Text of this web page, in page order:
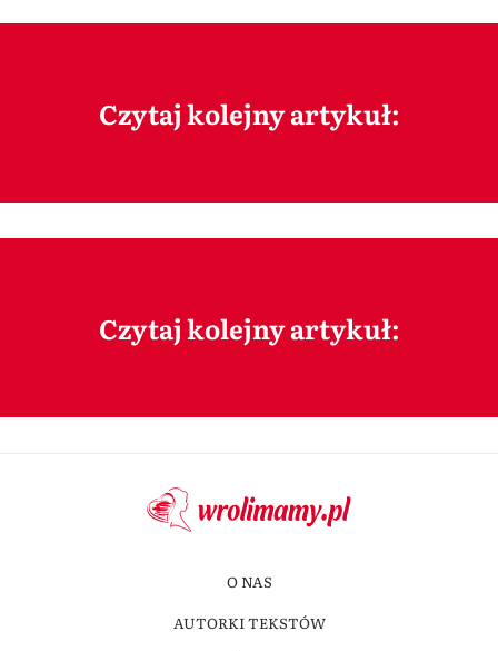
Czytaj kolejny artykuł:
Czytaj kolejny artykuł:
O NAS
AUTORKI TEKSTÓW